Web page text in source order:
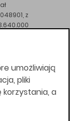
z
z dnia
w tym
nie są
umożliwiają
pliki
a